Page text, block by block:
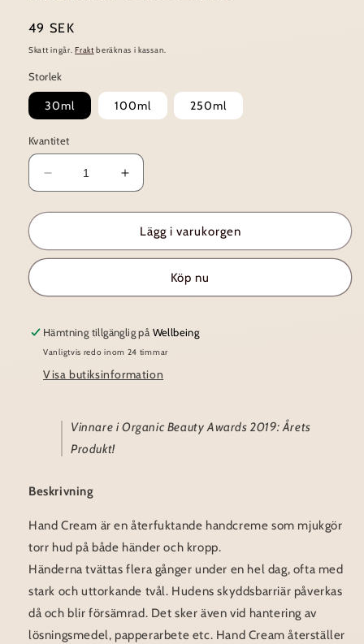
Ordinarie
pris
49 SEK
Skatt ingår.Fraktberäknas i kassan.
Storlek
30ml 100ml 250ml
Kvantitet
Minska
kvantitet
för
cream
Öka
kvantitet
för
Hand
cream
Lägg i varukorgen
Köp nu
Hämtning tillgänglig på Wellbeing
Vanligtvis redo inom 24 timmar
Visa butiksinformation
Vinnare i Organic Beauty Awards 2019: Årets
Produkt!
Beskrivning
Hand Cream är en återfuktande handcreme som mjukgör
torr hud på både händer och kropp.
Händerna tvättas flera gånger under en hel dag, ofta med
stark och uttorkande tvål. Hudens skyddsbarriär påverkas
då och blir försämrad. Det sker även vid hantering av
lösningsmedel, papperarbete etc. Hand Cream återställer